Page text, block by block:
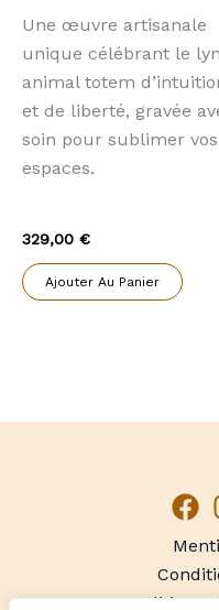
Une œuvre artisanale
unique célébrant le
animal totem
et de liberté, gravée
soin pour sublimer vos
espaces.
329,00 €
Ajouter Au Panier
Politique